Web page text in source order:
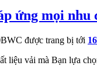
ứng mọi nhu
được trang bị tới
liệu vải mà Bạn lựa